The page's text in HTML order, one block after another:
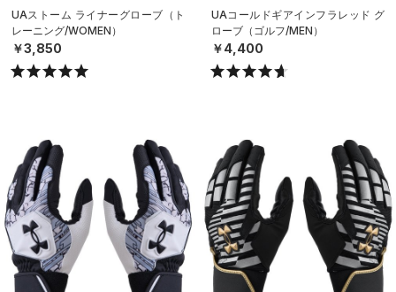
UAストーム ライナーグローブ（ト
レーニング/WOMEN）
￥3,850
UAコールドギアインフラレッド グ
ローブ（ゴルフ/MEN）
￥4,400